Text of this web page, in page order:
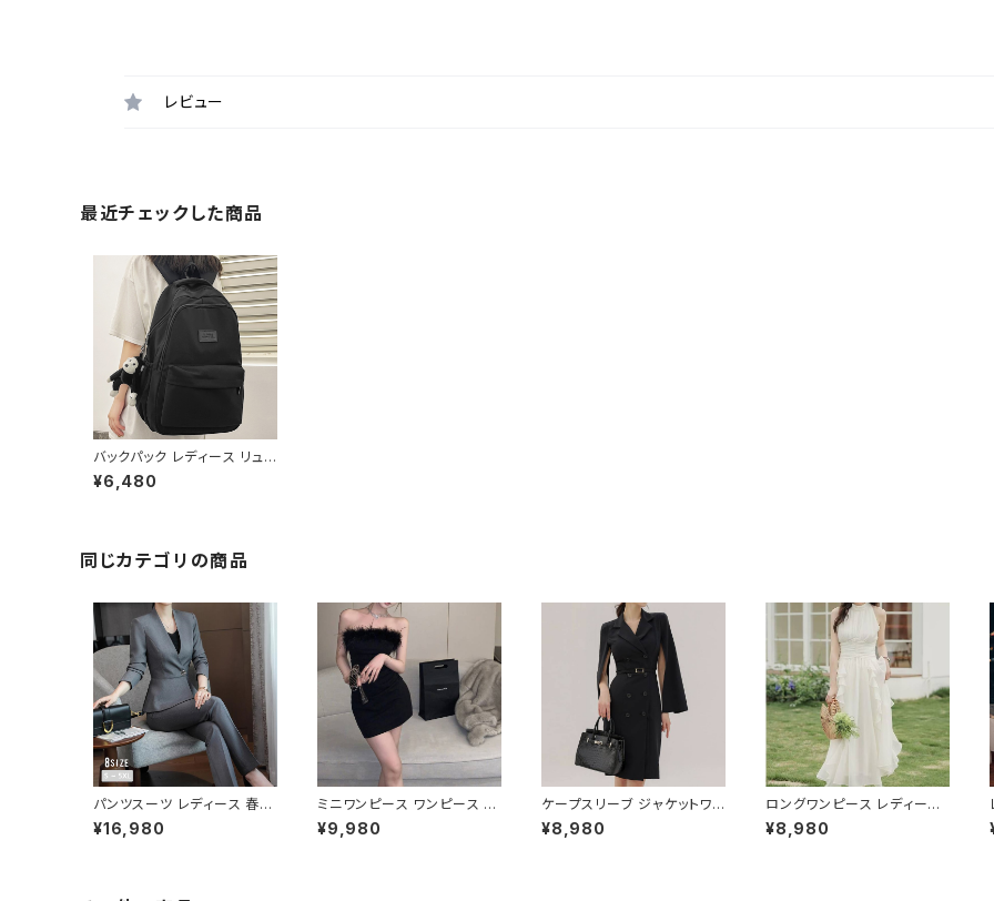
レビュー
最近チェックした商品
バックパック レディース リュッ
ク 春夏 秋冬 春 夏 秋 冬 黒
バッグ 大容量 リュックサック
子 女の子 A4 B4 シンプル バ
ッグパック バック ロゴ ブラッ
ライトパープル ライトブルー
バッグパック 学校 カレッジコ
ーデ カジュアル デイリー お
出かけ K-B0037
¥6,480
同じカテゴリの商品
パンツスーツ レディース 春夏
秋冬 春 夏 秋 冬 黒 紺 スーツ
上下セット 2点セット ジャケッ
¥16,980
ミニワンピース ワンピース フ
ェザーデザイン タイトワンピ
ース チューブトップ レディー
¥9,980
ケープスリーブ ジャケットワン
ピース ベルト付き ワンピース
レディース 長袖 襟付き タイト
¥8,980
ロングワンピース レディース
シフォン フリル ハイネック ノ
ースリーブ フレア Aライン エ
¥8,980